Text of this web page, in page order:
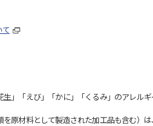
て
」「えび」「かに」「くるみ」のアレル
原材料として製造された加工品も含む）